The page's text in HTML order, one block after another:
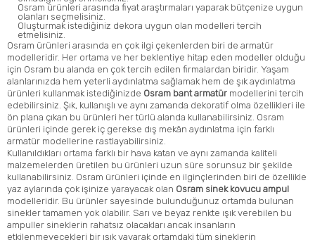
Osram ürünleri arasında fiyat araştırmaları yaparak bütçenize uygun
olanları seçmelisiniz.
Oluşturmak istediğiniz dekora uygun olan modelleri tercih
etmelisiniz.
Osram ürünleri arasında en çok ilgi çekenlerden biri de armatür
modelleridir. Her ortama ve her beklentiye hitap eden modeller olduğu
için Osram bu alanda en çok tercih edilen firmalardan biridir. Yaşam
alanlarınızda hem yeterli aydınlatma sağlamak hem de şık aydınlatma
ürünleri kullanmak istediğinizde Osram bant armatür modellerini tercih
edebilirsiniz. Şık, kullanışlı ve aynı zamanda dekoratif olma özellikleri ile
ön plana çıkan bu ürünleri her türlü alanda kullanabilirsiniz. Osram
ürünleri içinde gerek iç gerekse dış mekân aydınlatma için farklı
armatür modellerine rastlayabilirsiniz.
Kullanıldıkları ortama farklı bir hava katan ve aynı zamanda kaliteli
malzemelerden üretilen bu ürünleri uzun süre sorunsuz bir şekilde
kullanabilirsiniz. Osram ürünleri içinde en ilginçlerinden biri de özellikle
yaz aylarında çok işinize yarayacak olan Osram sinek kovucu ampul
modelleridir. Bu ürünler sayesinde bulunduğunuz ortamda bulunan
sinekler tamamen yok olabilir. Sarı ve beyaz renkte ışık verebilen bu
ampuller sineklerin rahatsız olacakları ancak insanların
etkilenmeyecekleri bir ışık yayarak ortamdaki tüm sineklerin